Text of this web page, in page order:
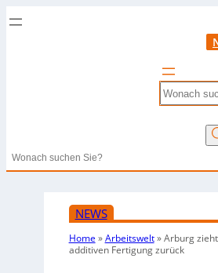
Search
Search
NEWS
Home »Arbeitswelt»Arburg
additiven Fertigung zurück